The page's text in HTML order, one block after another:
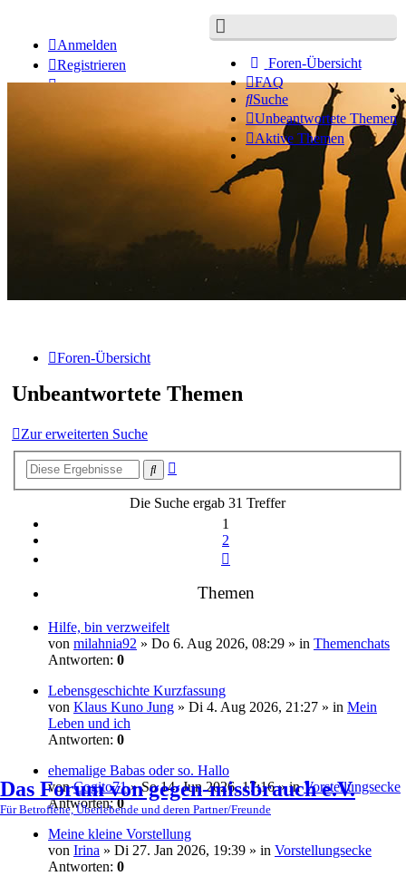
Foren-Übersicht
FAQ
Suche
Unbeantwortete Themen
Aktive Themen
Anmelden
Registrieren
Das Forum von gegen-missbrauch e.V.
Für Betroffene, Überlebende und deren Partner/Freunde
Foren-Übersicht
Unbeantwortete Themen
Zur erweiterten Suche
Suche
Die Suche ergab 31 Treffer
1
2
Themen
Hilfe, bin verzweifelt
von milahnia92 » Do 6. Aug 2026, 08:29 » in Themenchats
Antworten: 0
Lebensgeschichte Kurzfassung
von Klaus Kuno Jung » Di 4. Aug 2026, 21:27 » in Mein
Leben und ich
Antworten: 0
ehemalige Babas oder so. Hallo
vonCogito71» So 14. Jun 2026, 17:16 » inVorstellungsecke
Antworten:0
Meine kleine Vorstellung
von Irina » Di 27. Jan 2026, 19:39 » in Vorstellungsecke
Antworten: 0